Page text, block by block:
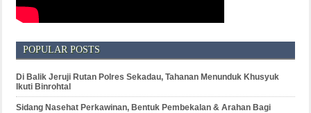
POPULAR POSTS
Di Balik Jeruji Rutan Polres Sekadau, Tahanan Menunduk Khusyuk
Ikuti Binrohtal
Sidang Nasehat Perkawinan, Bentuk Pembekalan & Arahan Bagi